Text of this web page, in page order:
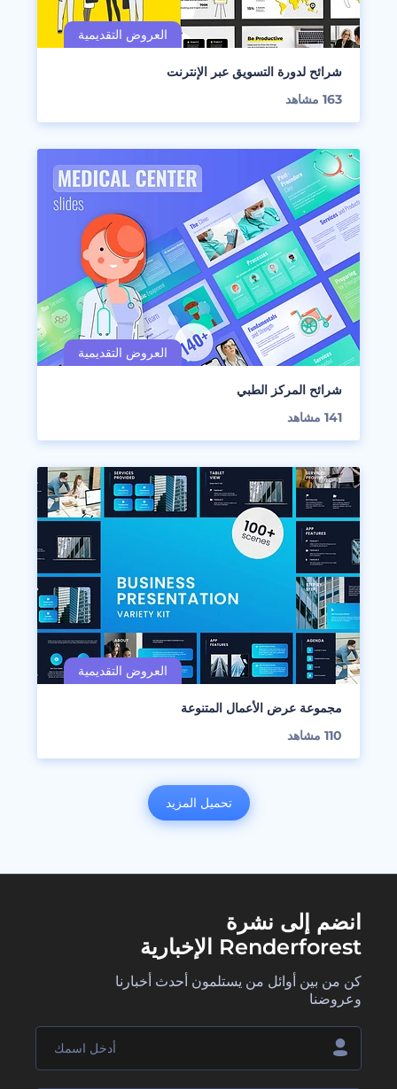
شرائح لدورة التسويق عبر الإنترنت
163 مشاهد
شرائح المركز الطبي
141 مشاهد
مجموعة عرض الأعمال المتنوعة
110 مشاهد
تحميل المزيد
انضم إلى نشرة
Renderforest الإخبارية
كن من بين أوائل من يستلمون أحدث أخبارنا
وعروضنا